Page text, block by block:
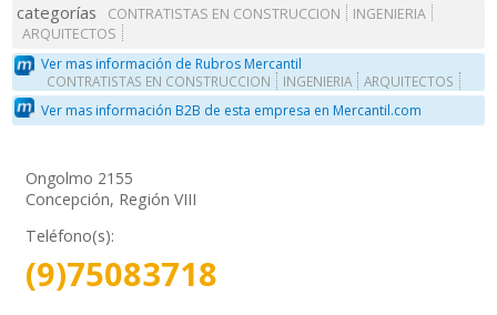
categorías CONTRATISTAS EN CONSTRUCCION
INGENIERIA
ARQUITECTOS
Ver mas información de Rubros Mercantil
CONTRATISTAS EN CONSTRUCCION INGENIERIA ARQUITECTOS
Ver mas información B2B de esta empresa en Mercantil.com
Ongolmo 2155
Concepción, Región VIII
Teléfono(s):
(9)75083718